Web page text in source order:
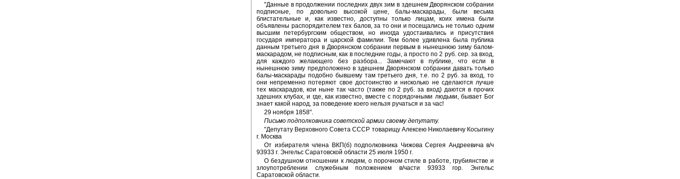
"Данные в продолжении последних двух зим в здешнем Дворянском собрании
подписные, по довольно высокой цене, балы-маскарады, были весьма
блистательные и, как известно, доступны только лицам, коих имена были
объявлены распорядителем тех балов, за то они и посещались не только одним
высшим петербургским обществом, но иногда удостаивались и присутствия
государя императора и царской фамилии. Тем более удивлена была публика
данным третьего дня в Дворянском собрании первым в нынешнюю зиму балом-
маскарадом, не подписным, как в последние годы, а просто по 2 руб. сер. за вход,
для каждого желающего без разбора... Замечают в публике, что если в
нынешнюю зиму предположено в здешнем Дворянском собрании давать только
балы-маскарады подобно бывшему там третьего дня, т.е. по 2 руб. за вход, то
они непременно потеряют свое достоинство и нисколько не сделаются лучше
тех маскарадов, кои ныне так часто (также по 2 руб. за вход) даются в прочих
здешних клубах, и где, как известно, вместе с порядочными людьми, бывает Бог
знает какой народ, за поведение коего нельзя ручаться и за час!
29 ноября 1858".
Письмо подполковника советской армии своему депутату.
"Депутату Верховного Совета СССР товарищу Алексею Николаевичу Косыгину
г. Москва
От избирателя члена ВКП(б) подполковника Чижова Сергея Андреевича в/ч
93933 г. Энгельс Саратовской области 25 июля 1950 г.
О бездушном отношении к людям, о порочном стиле в работе, грубиянстве и
злоупотреблении служебным положением в/части 93933 гор. Энгельс
Саратовской области.